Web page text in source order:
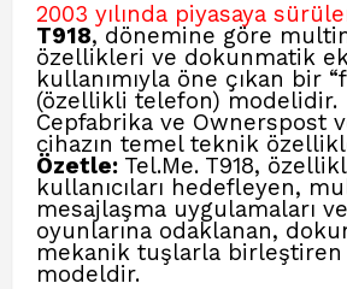
2003 yılında piyasaya
T918, dönemine göre
özellikleri ve dokunmatik
kullanımıyla öne çıkan bir
(özellikli telefon) modelidir.
Cepfabrika ve Ownerspost
cihazın temel teknik
Özetle: Tel.Me. T918,
kullanıcıları hedefleyen,
mesajlaşma uygulamaları
oyunlarına odaklanan,
mekanik tuşlarla
modeldir.